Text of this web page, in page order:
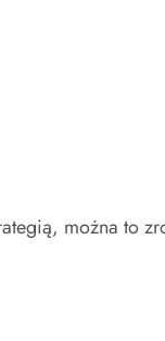
można to